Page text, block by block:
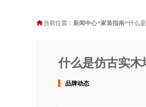
当前位置 ： 新闻中心>家装指南>什么
什么是仿古实木
品牌动态